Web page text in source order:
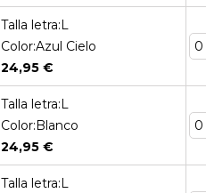
Talla letra:L
Color:Azul Cielo
24,95 €
Talla letra:L
Color:Blanco
24,95 €
Talla letra:L